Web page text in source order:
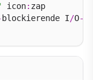
icon: zap
blockierende I/O-